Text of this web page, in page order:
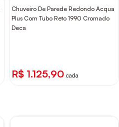
Chuveiro De Parede Redondo Acqua
Plus Com Tubo Reto 1990 Cromado
Deca
R$ 1.125,90 cada